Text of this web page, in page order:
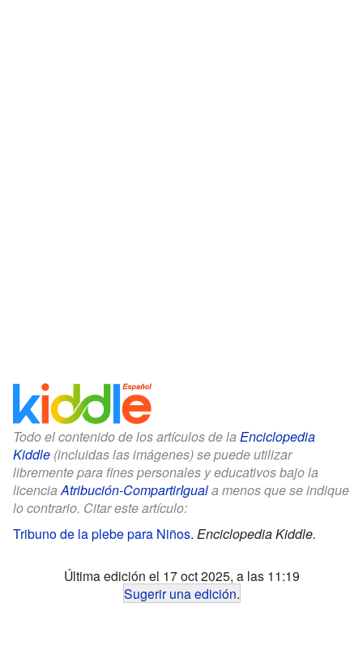
Todo el contenido de los artículos de la Enciclopedia
Kiddle (incluidas las imágenes) se puede utilizar
libremente para fines personales y educativos bajo la
licenciaAtribución-CompartirIguala menos que se indique
lo contrario. Citar este artículo:
Tribuno de la plebe para Niños. Enciclopedia Kiddle.
Última edición el 17 oct 2025, a las 11:19
Sugerir una edición.